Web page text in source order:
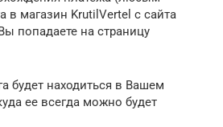
в магазин KrutilVertel с сайта
попадаете на страницу
будет находиться в Вашем
ее всегда можно будет